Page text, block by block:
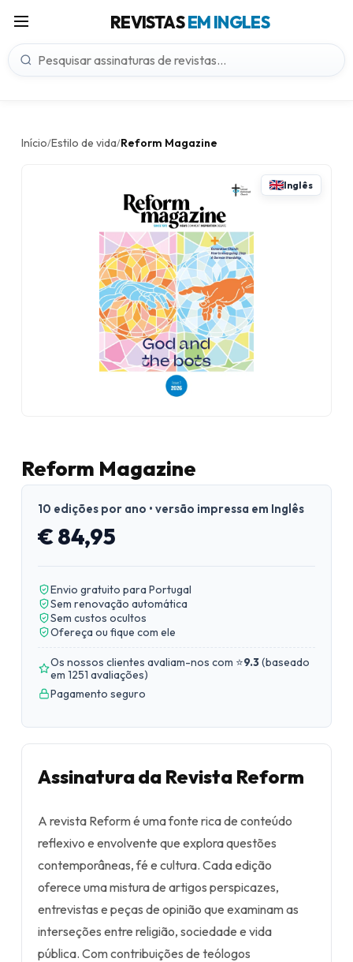
REVISTASEM INGLES
Início/Estilo de vida/Reform Magazine
Inglês
Reform Magazine
10 edições por ano • versão impressa em Inglês
€ 84,95
Envio gratuito para Portugal
Sem renovação automática
Sem custos ocultos
Ofereça ou fique com ele
Os nossos clientes avaliam-nos com ⭐9.3(baseado
em 1251 avaliações)
Pagamento seguro
Assinatura da Revista Reform
A revista Reform é uma fonte rica de conteúdo
reflexivo e envolvente que explora questões
contemporâneas, fé e cultura. Cada edição
oferece uma mistura de artigos perspicazes,
entrevistas e peças de opinião que examinam as
interseções entre religião, sociedade e vida
pública. Com contribuições de teólogos